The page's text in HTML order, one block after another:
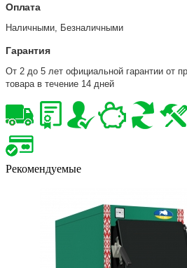
Оплата
Наличными, Безналичными
Гарантия
От 2 до 5 лет официальной гарантии от
товара в течение 14 дней
Рекомендуемые